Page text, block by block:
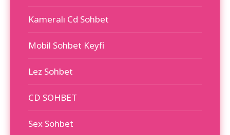
Kameralı Cd Sohbet
Mobil Sohbet Keyfi
Lez Sohbet
CD SOHBET
Sex Sohbet